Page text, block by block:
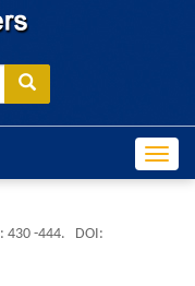
: 430 -444.
DOI: